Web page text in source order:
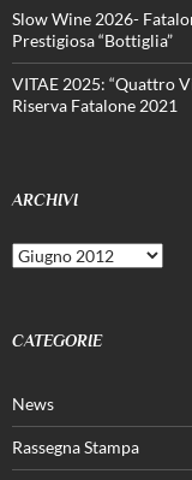
Slow Wine 2026-
Prestigiosa “Bottiglia”
VITAE 2025: “Quattro
Riserva Fatalone 2021
ARCHIVI
Archivi
CATEGORIE
News
Rassegna Stampa